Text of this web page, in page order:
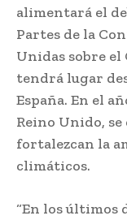
alimentará el
Partes de la
Unidas sobre el
tendrá lugar
España. En el
Reino Unido, se
fortalezcan la
climáticos.
“En los últimos